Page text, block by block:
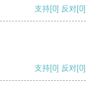
支持[0] 反对[0]
支持[0] 反对[0]